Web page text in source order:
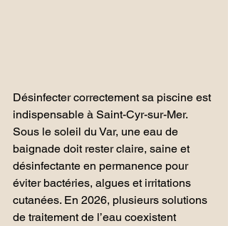
Désinfecter correctement sa piscine est
indispensable à Saint-Cyr-sur-Mer.
Sous le soleil du Var, une eau de
baignade doit rester claire, saine et
désinfectante en permanence pour
éviter bactéries, algues et irritations
cutanées. En 2026, plusieurs solutions
de traitement de l’eau coexistent